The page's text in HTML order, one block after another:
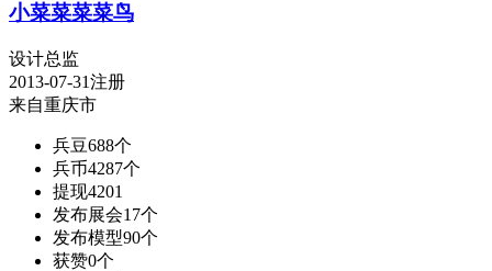
小菜菜菜菜鸟
设计总监
2013-07-31注册
来自重庆市
兵豆688个
兵币4287个
提现4201
发布展会17个
发布模型90个
获赞0个